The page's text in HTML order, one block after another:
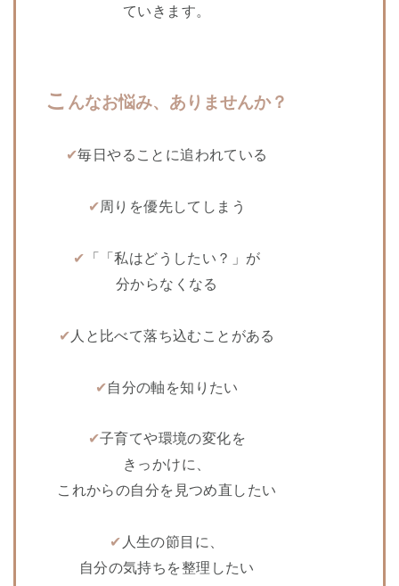
ていきます。
こ んなお悩み、ありませんか？
✔︎毎日やることに追われている
✔︎周りを優先してしまう
✔︎ 「「私はどうしたい？」が
分からなくなる
✔︎ 人と比べて落ち込むことがある
✔︎自分の軸を知りたい
✔︎子育てや環境の変化を
きっかけに、
これからの自分を見つめ直したい
✔︎ 人生の節目に、
自分の気持ちを整理したい